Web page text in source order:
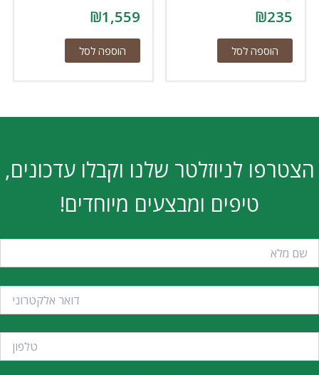
₪235
הוספה לסל
₪1,559
הוספה לסל
הצטרפו לניוזלטר שלנו וקבלו עדכונים,
טיפים ומבצעים מיוחדים!